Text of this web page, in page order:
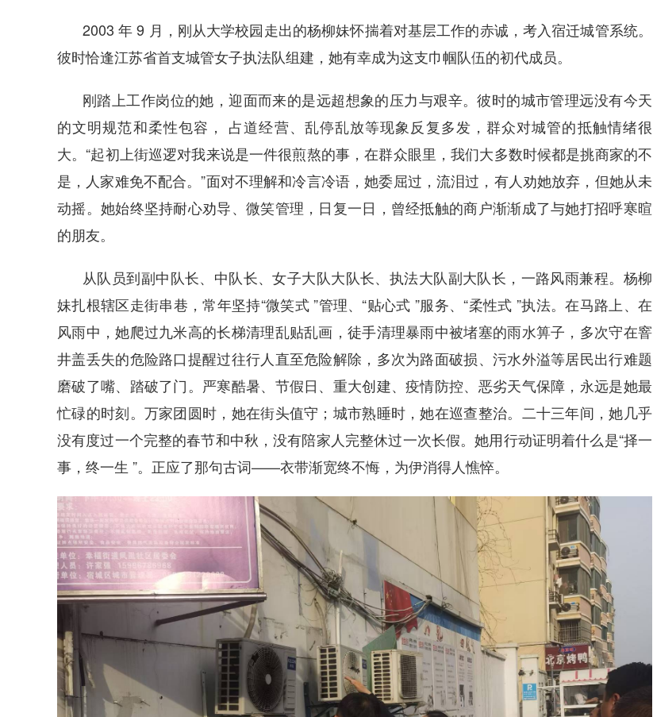
2003 年 9 月，刚从大学校园走出的杨柳妹怀揣着对基层工作的赤诚，考入宿迁城管系统。
彼时恰逢江苏省首支城管女子执法队组建， 她有幸成为这支巾帼队伍的初代成员。
刚踏上工作岗位的她，迎面而来的是远超想象的压力与艰辛。彼时的城市管理远没有今天
的文明规范和柔性包容， 占道经营、乱停乱放等现象反复多发，群众对城管的抵触情绪很
大。“起初上街巡逻对我来说是一件很煎熬的事，在群众眼里，我们大多数时候都是挑商家的不
是，人家难免不配合。”面对不理解和冷言冷语，她委屈过，流泪过，有人劝她放弃，但她从未
动摇。她始终坚持耐心劝导、微笑管理，日复一日，曾经抵触的商户渐渐成了与她打招呼寒暄
的朋友。
从队员到副中队长、中队长、女子大队大队长、执法大队副大队长，一路风雨兼程。杨柳
妹扎根辖区走街串巷，常年坚持“微笑式 ”管理、“贴心式 ”服务、“柔性式 ”执法。在马路上、在
风雨中，她爬过九米高的长梯清理乱贴乱画，徒手清理暴雨中被堵塞的雨水箅子，多次守在窨
井盖丢失的危险路口提醒过往行人直至危险解除，多次为路面破损、污水外溢等居民出行难题
磨破了嘴、踏破了门。严寒酷暑、节假日、重大创建、疫情防控、恶劣天气保障，永远是她最
忙碌的时刻。万家团圆时，她在街头值守；城市熟睡时，她在巡查整治。二十三年间，她几乎
没有度过一个完整的春节和中秋，没有陪家人完整休过一次长假。她用行动证明着什么是“择一
事，终一生 ”。正应了那句古词——衣带渐宽终不悔，为伊消得人憔悴。